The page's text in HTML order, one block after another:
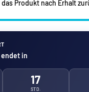
das Produkt nach Erhalt
in
17
STD.